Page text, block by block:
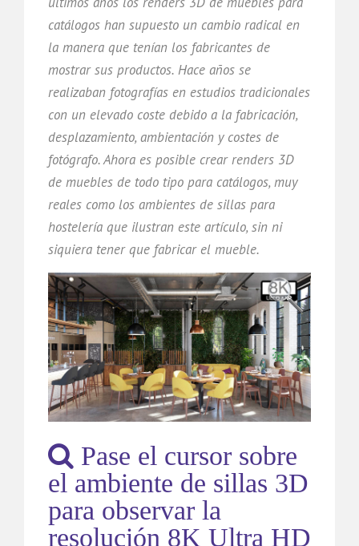
catálogos han supuesto un cambio radical en
la manera que tenían los fabricantes de
mostrar sus productos. Hace años se
realizaban fotografías en estudios tradicionales
con un elevado coste debido a la fabricación,
desplazamiento, ambientación y costes de
fotógrafo. Ahora es posible crear renders 3D
de muebles de todo tipo para catálogos, muy
reales como los ambientes de sillas para
hostelería que ilustran este artículo, sin ni
siquiera tener que fabricar el mueble.
Pase el cursor sobre
el ambiente de sillas 3D
para observar la
resolución 8K Ultra HD